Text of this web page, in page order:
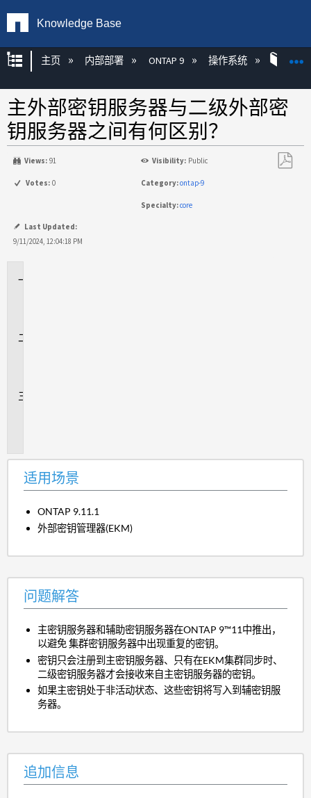
Knowledge Base
扩展/隐缩全局层次
主页 内部部署 ONTAP 9 操作系统
主外部密钥服务器与二级外部密
钥服务器之间有何区别？
Views: 91 Visibility: Public
Votes: 0 Category:ontap-9
Specialty:core
Last Updated:
9/11/2024, 12:04:18 PM
适用场景
ONTAP 9.11.1
外部密钥管理器(EKM)
问题解答
主密钥服务器和辅助密钥服务器在ONTAP 9™11中推出，
以避免 集群密钥服务器中出现重复的密钥。
密钥只会注册到主密钥服务器、只有在EKM集群同步时、
二级密钥服务器才会接收来自主密钥服务器的密钥。
如果主密钥处于非活动状态、这些密钥将写入到辅密钥服
务器。
追加信息